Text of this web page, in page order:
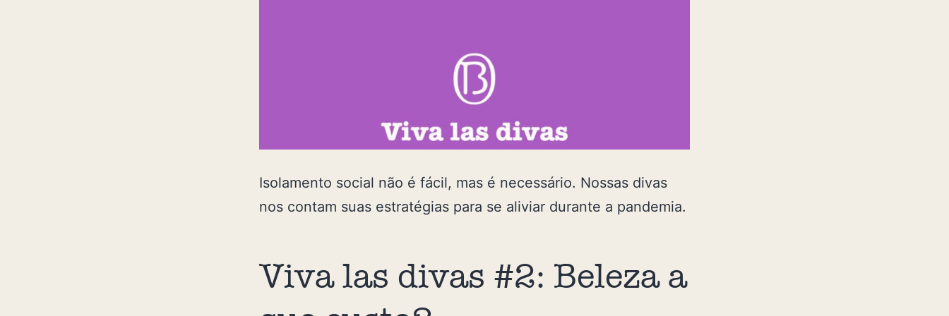
Isolamento social não é fácil, mas é necessário. Nossas divas
nos contam suas estratégias para se aliviar durante a pandemia.
Viva las divas #2: Beleza a